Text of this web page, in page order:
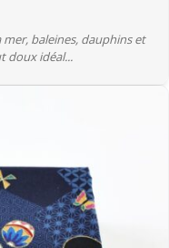
baleines, dauphins et
doux idéal...